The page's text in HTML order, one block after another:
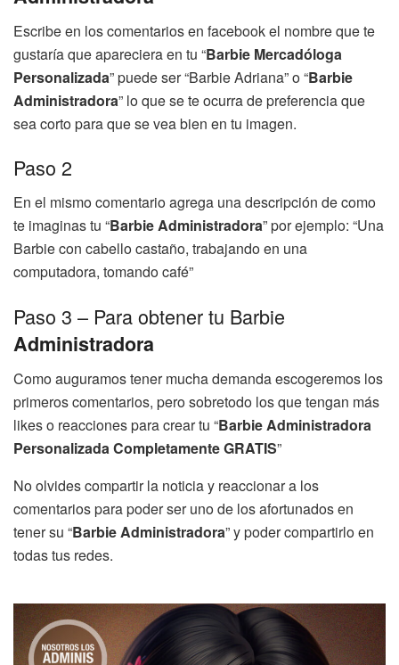
Escribe en los comentarios en facebook el nombre que te
gustaría que apareciera en tu “Barbie Mercadóloga
Personalizada” puede ser “Barbie Adriana” o “Barbie
Administradora” lo que se te ocurra de preferencia que
sea corto para que se vea bien en tu imagen.
Paso 2
En el mismo comentario agrega una descripción de como
te imaginas tu “BarbieAdministradora” por ejemplo: “Una
Barbie con cabello castaño, trabajando en una
computadora, tomando café”
Paso 3 – Para obtener tu Barbie
Administradora
Como auguramos tener mucha demanda escogeremos los
primeros comentarios, pero sobretodo los que tengan más
likes o reacciones para crear tu “BarbieAdministradora
Personalizada Completamente GRATIS”
No olvides compartir la noticia y reaccionar a los
comentarios para poder ser uno de los afortunados en
tener su “BarbieAdministradora” y poder compartirlo en
todas tus redes.